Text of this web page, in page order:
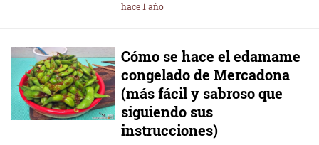
hace 1 año
Cómo se hace el edamame
congelado de Mercadona
(más fácil y sabroso que
siguiendo sus
instrucciones)